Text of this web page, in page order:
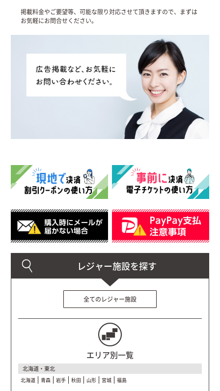
掲載料金やご要望等、可能な限り対応させて頂きますので、まずは
お気軽にお問合せください。
全てのレジャー施設
エリア別一覧
北海道・東北
北海道 青森 岩手 秋田 山形 宮城 福島